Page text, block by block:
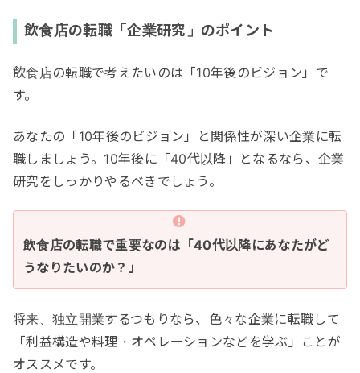
飲食店の転職「企業研究」のポイント
飲食店の転職で考えたいのは「10年後のビジョン」で
す。
あなたの「10年後のビジョン」と関係性が深い企業に転
職しましょう。10年後に「40代以降」となるなら、企業
研究をしっかりやるべきでしょう。
飲食店の転職で重要なのは「40代以降にあなたがど
うなりたいのか？」
将来、独立開業するつもりなら、色々な企業に転職して
「利益構造や料理・オペレーションなどを学ぶ」ことが
オススメです。